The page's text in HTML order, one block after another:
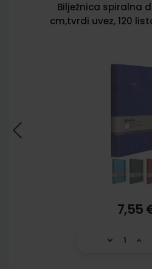
Bilježnica spiralna
cm,tvrdi uvez, 120
7,55